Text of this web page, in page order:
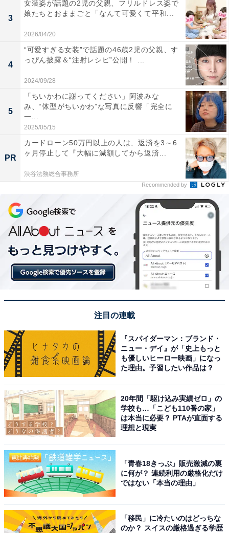
3
女装姿が話題の2児の父親、フリルドレス姿で
娘たちとおままごと「なんて可愛くて平和...
2026/04/20
4
“可愛すぎる女装”で話題の46歳2児の父親、す
っぴん披露＆“注射レシピ”公開！ ...
2024/09/28
5
「ちいかわに謝ってください」阿波みな
み、“体型がちいかわ”な写真に反響「完全に
一...
2025/05/15
PR
カードローン50万円以上の人は、返済を3～6
ヶ月停止して『大幅に減額してから返済...
渋谷法務総合事務所
Recommended by
注目の連載
『スパイダーマン：ブランド・
ニュー・デイ』が「史上もっと
も優しいヒーロー映画」になっ
た理由。予習したい作品は？
20年間「駆け込み実績ゼロ」の
学校も…「こども110番の家」
は本当に必要？ PTAが直面する
理想と現実
「青春18きっぷ」販売激減の裏
に何が？ 連続利用の厳格化だけ
ではない「本当の理由」
「移民」に冷たいのはどっちな
のか？ スイスの厳格過ぎる学歴